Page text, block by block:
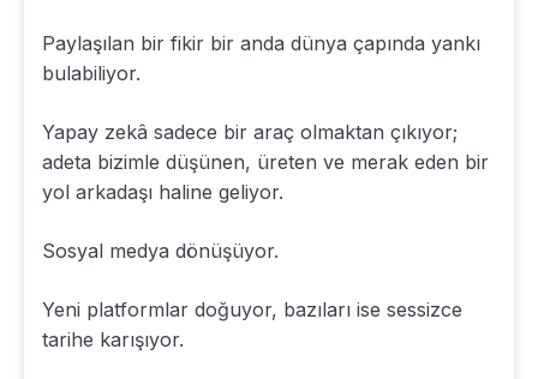
Paylaşılan bir fikir bir anda dünya çapında yankı
bulabiliyor.
Yapay zekâ sadece bir araç olmaktan çıkıyor;
adeta bizimle düşünen, üreten ve merak eden bir
yol arkadaşı haline geliyor.
Sosyal medya dönüşüyor.
Yeni platformlar doğuyor, bazıları ise sessizce
tarihe karışıyor.